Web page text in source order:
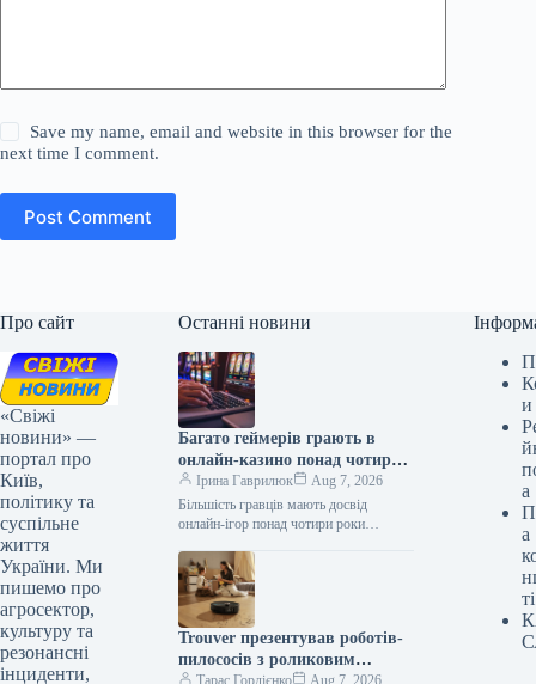
Save my name, email and website in this browser for the
next time I comment.
Post Comment
Про сайт
«Свіжі
новини» —
портал про
Київ,
політику та
суспільне
життя
України. Ми
пишемо про
агросектор,
культуру та
резонансні
інциденти,
Останні новини
Багато геймерів грають в
онлайн-казино понад чотири
рокиІрина Гаврилюк
Aug 7, 2026
Більшість гравців мають досвід
онлайн-ігор понад чотири роки
Укрінформ 56% учасників
дослідження ринку азартних ігор
мають стаж…
Trouver презентував роботів-
пилососів з роликовим
Тарас Гордієнко Aug 7, 2026
и
а
а
ті